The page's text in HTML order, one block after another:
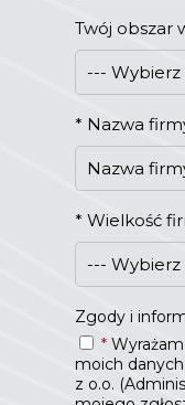
Twój obszar
* Nazwa
* Wielkość
Zgody i
*
moich
z o.o.